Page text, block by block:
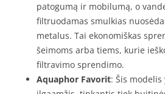
patogumą ir mobilumą, o
filtruodamas smulkias
metalus. Tai ekonomiškas
šeimoms arba tiems, kurie
filtravimo sprendimo.
Aquaphor Favorit: Šis